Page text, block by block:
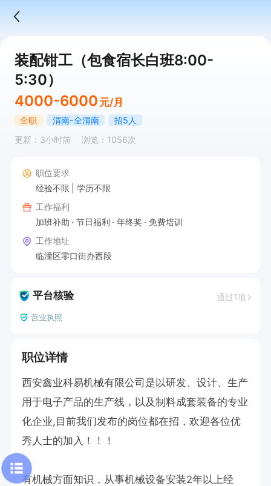
装配钳工（包食宿长白班8:00-
5:30）
4000-6000 元/月
全职 渭南-全渭南
招5人
更新：3小时前
浏览：1056次
职位要求
经验不限
学历不限
工作福利
加班补助
节日福利 年终奖
免费培训
工作地址
临潼区零口街办西段
平台核验 通过1项
营业执照
职位详情
西安鑫业科易机械有限公司是以研发、设计、生产
用于电子产品的生产线，以及制料成套装备的专业
化企业,目前我们发布的岗位都在招，欢迎各位优
秀人士的加入！！！
有机械方面知识，从事机械设备安装2年以上经